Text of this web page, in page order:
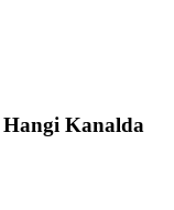
Hangi Kanalda